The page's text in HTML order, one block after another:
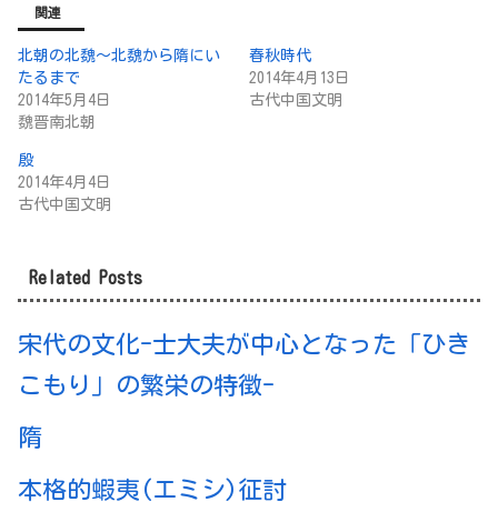
関連
北朝の北魏～北魏から隋にい
たるまで
2014年5月4日
魏晋南北朝
春秋時代
2014年4月13日
古代中国文明
殷
2014年4月4日
古代中国文明
Related Posts
宋代の文化-士大夫が中心となった「ひき
こもり」の繁栄の特徴-
隋
本格的蝦夷(エミシ)征討